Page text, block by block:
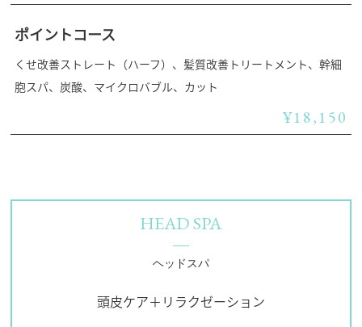
ポイントコース
くせ改善ストレート（ハーフ）、髪質改善トリートメント、幹細
胞スパ、炭酸、マイクロバブル、カット
¥18,150
HEAD SPA
ヘッドスパ
頭皮ケア＋リラクゼーション